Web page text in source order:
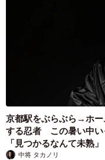
京都駅をぶらぶら→ホー
する忍者 この暑い中
「見つかるなんて未熟」
中将 タカノリ